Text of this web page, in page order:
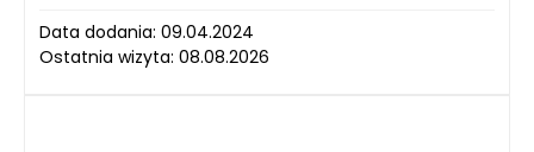
Data dodania: 09.04.2024
Ostatnia wizyta: 08.08.2026